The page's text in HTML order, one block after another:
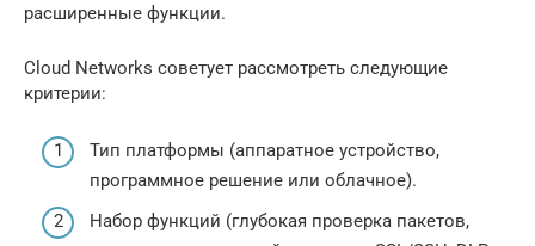
расширенные функции.
Cloud Networks советует рассмотреть следующие
критерии:
Тип платформы (аппаратное устройство,
программное решение или облачное).
Набор функций (глубокая проверка пакетов,